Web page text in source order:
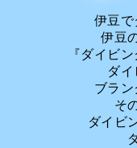
伊豆で
伊豆
『ダイビ
ダ
ブラン
そ
ダイビ